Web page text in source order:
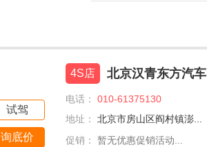
试驾
询底价
4S店 北京汉青东方汽车
电话：
010-61375130
地址：
北京市房山区阎村镇澎...
促销：
暂无优惠促销活动...